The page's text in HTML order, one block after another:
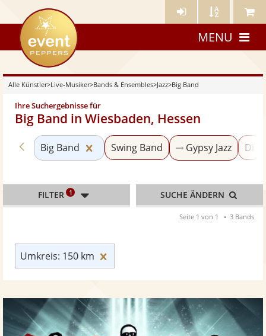
Künstler- Künstler Meine
eventpeppers
MENU
Alle Künstler>Live-Musiker>Bands & Ensembles>Jazz>Big Band
Ihre Suchergebnisse für
Big Band in Wiesbaden, Hessen
Zurück zu «Jazz»
Big Band Kategorie «Big Band» zurücksetzen
Swing Band Gypsy Jazz
Umkreis: 150 km
FILTER 1 SUCHE ÄNDERN
Seite 1 von 1 3 Bands